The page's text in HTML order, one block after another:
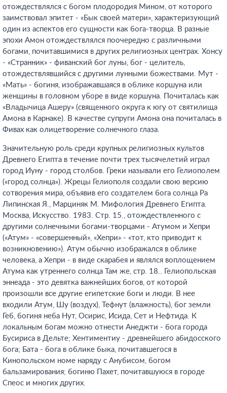
отождествлялся с богом плодородия Мином, от которого
заимствовал эпитет - «Бык своей матери», характеризующий
один из аспектов его сущности как бога-творца. В разные
эпохи Амон отождествлялся поочередно с различными
богами, почитавшимися в других религиозных центрах. Хонсу
- «Странник» - фиванский бог луны, бог - целитель,
отождествлявшийся с другими лунными божествами. Мут -
«Мать» - богиня, изображавшаяся в облике коршуна или
женщины в головном уборе в виде коршуна. Почиталась как
«Владычица Ашеру» (священного округа к югу от святилища
Амона в Карнаке). В качестве супруги Амона она почиталась в
Фивах как олицетворение солнечного глаза.
Значительную роль среди крупных религиозных культов
Древнего Египта в течение почти трех тысячелетий играл
город Иуну - город столбов. Греки называли его Гелиополем
(«город солнца»). Жрецы Гелиополя создали свою версию
сотворения мира, объявив его создателем бога солнца Ра
Липинская Я., Марциняк М. Мифология Древнего Египта.
Москва, Искусство. 1983. Стр. 15., отождествленного с
другими солнечными богами-творцами - Атумом и Хепри
(«Атум» - «совершенный», «Хепри» - «тот, кто приводит к
возникновению»). Атум обычно изображался в облике
человека, а Хепри - в виде скарабея и являлся воплощением
Атума как утреннего солнца Там же, стр. 18.. Гелиопольская
эннеада - это девятка важнейших богов, от которой
произошли все другие египетские боги и люди. В нее
входили Атум, Шу (воздух), Тефнут (влажность), бог земли
Геб, богиня неба Нут, Осирис, Исида, Сет и Нефтида. К
локальным богам можно отнести Анеджти - бога города
Бусириса в Дельте; Хентиментиу - древнейшего абидосского
бога; Бата - бога в облике быка, почитавшегося в
Кинопольском номе наряду с Анубисом, богом
бальзамирования; богиню Пахет, почитавшуюся в городе
Спеос и многих других.